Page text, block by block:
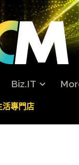
Biz.IT
活專門店